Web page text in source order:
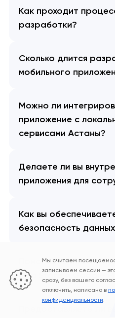
Как проходит
разработки?
Сколько длится
мобильного
Можно ли
приложение с
сервисами Астаны?
Делаете ли вы
приложения для
Как вы
безопасность
Помогаете ли вы с
App Store и Google
Мы считаем
записываем сессии —
сразу, без вашего
отключить, написано в
конфиденциальности.